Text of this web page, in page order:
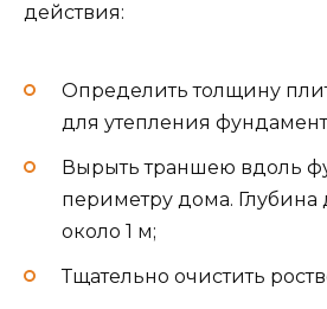
действия:
Определить толщину
для утепления
Вырыть траншею вдоль
периметру дома.
около 1 м;
Тщательно очистить